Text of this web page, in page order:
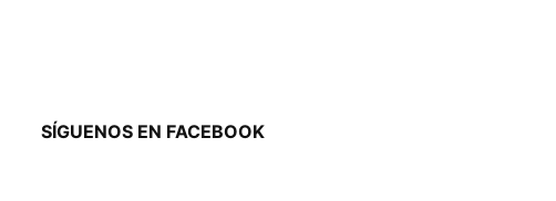
SÍGUENOS EN FACEBOOK